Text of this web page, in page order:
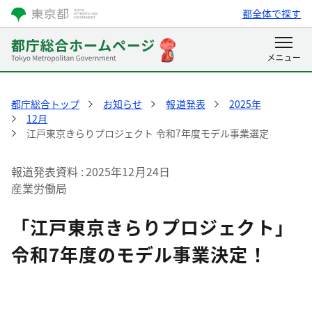
都全体で探す
都庁総合トップ お知らせ 報道発表
2025年
12月
江戸東京きらりプロジェクト 令和7年度モデル事業選定
報道発表資料 2025年12月24日
産業労働局
「江戸東京きらりプロジェクト」
令和7年度のモデル事業決定！